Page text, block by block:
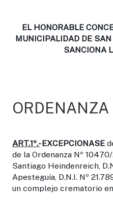
EL HONORABLE
MUNICIPALIDAD DE SAN
SANCIONA
ORDENANZA
ART.1º.-EXCEPCIONASE
de la Ordenanza Nº
Santiago Heindenreich,
Apesteguía, D.N.I. Nº
un complejo crematorio en